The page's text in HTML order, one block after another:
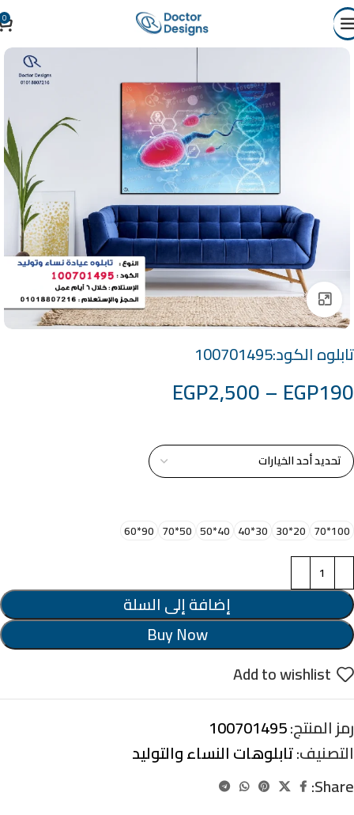
0
Click to enlarge
تابلوه الكود:100701495
EGP190
–
EGP2,500
100*70
20*30
30*40
40*50
50*70
90*60
إضافة إلى السلة
Buy Now
Add to wishlist
رمز المنتج:100701495
التصنيف:تابلوهات النساء والتوليد
Share: